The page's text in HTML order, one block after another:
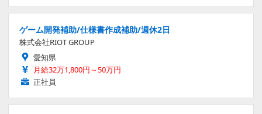
ゲーム開発補助/仕様書作成補助/週休2日
株式会社RIOT GROUP
愛知県
月給32万1,800円～50万円
正社員